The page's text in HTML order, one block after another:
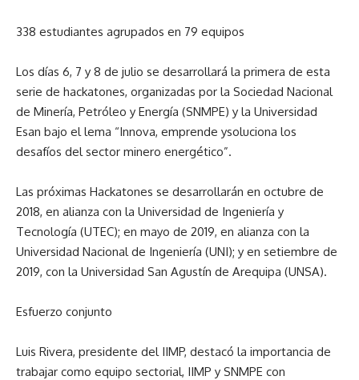
338 estudiantes agrupados en 79 equipos
Los días 6, 7 y 8 de julio se desarrollará la primera de esta
serie de hackatones, organizadas por la Sociedad Nacional
de Minería, Petróleo y Energía (SNMPE) y la Universidad
Esan bajo el lema “Innova, emprende ysoluciona los
desafíos del sector minero energético”.
Las próximas Hackatones se desarrollarán en octubre de
2018, en alianza con la Universidad de Ingeniería y
Tecnología (UTEC); en mayo de 2019, en alianza con la
Universidad Nacional de Ingeniería (UNI); y en setiembre de
2019, con la Universidad San Agustín de Arequipa (UNSA).
Esfuerzo conjunto
Luis Rivera, presidente del IIMP, destacó la importancia de
trabajar como equipo sectorial, IIMP y SNMPE con